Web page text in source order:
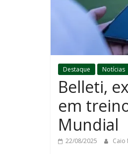
Destaque Notícias
Belleti,
em
Mundial
22/08/2025 Caio